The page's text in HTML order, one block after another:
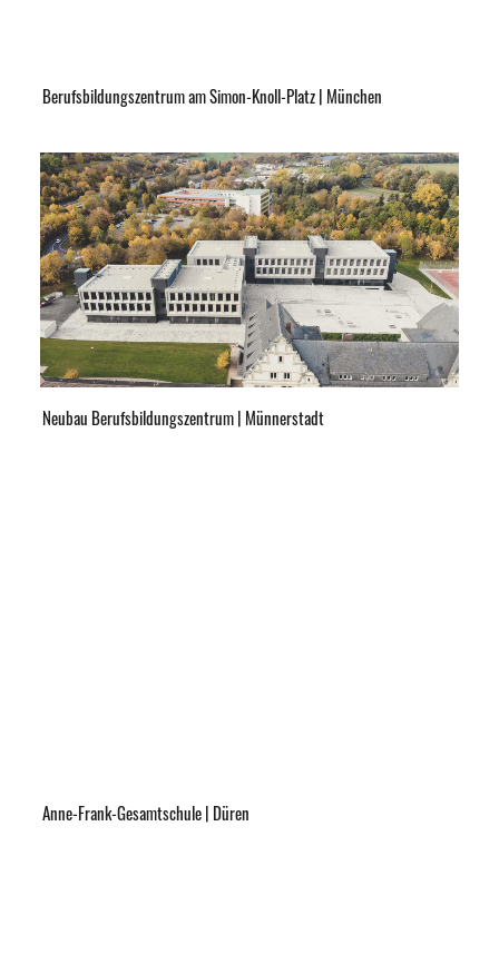
Berufsbildungszentrum am Simon-Knoll-Platz | München
Neubau Berufsbildungszentrum | Münnerstadt
Anne-Frank-Gesamtschule | Düren